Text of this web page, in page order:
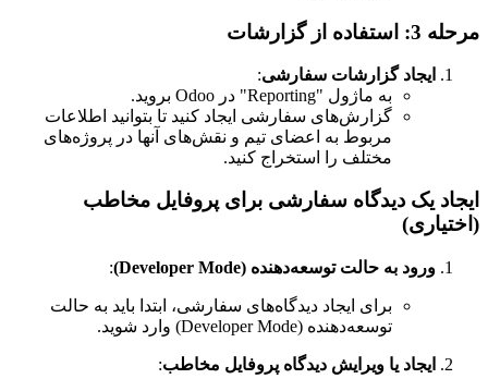
مرحله 3: استفاده از گزارشات
ایجاد گزارشات سفارشی:
به ماژول "Reporting" در Odoo بروید.
گزارش‌های سفارشی ایجاد کنید تا بتوانید اطلاعات
مربوط به اعضای تیم و نقش‌های آنها در پروژه‌های
مختلف را استخراج کنید.
ایجاد یک دیدگاه سفارشی برای پروفایل مخاطب
(اختیاری)
ورود به حالت توسعه‌دهنده (Developer Mode) :
برای ایجاد دیدگاه‌های سفارشی، ابتدا باید به حالت
توسعه‌دهنده (Developer Mode) وارد شوید.
ایجاد یا ویرایش دیدگاه پروفایل مخاطب: